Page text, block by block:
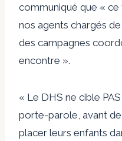
communiqué que « ce
nos agents chargés
des campagnes
encontre ».
« Le DHS ne cible
porte-parole, avant
placer leurs enfants